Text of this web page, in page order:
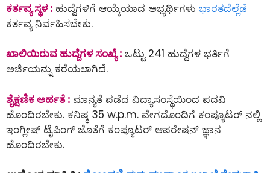
ಕರ್ತವ್ಯ ಸ್ಥಳ : ಹುದ್ದೆಗಳಿಗೆ ಆಯ್ಕೆಯಾದ ಅಭ್ಯರ್ಥಿಗಳು ಭಾರತದೆಲ್ಲೆಡೆ
ಕರ್ತವ್ಯ ನಿರ್ವಹಿಸಬೇಕು.
ಖಾಲಿಯಿರುವ ಹುದ್ದೆಗಳ ಸಂಖ್ಯೆ : ಒಟ್ಟು 241 ಹುದ್ದೆಗಳ ಭರ್ತಿಗೆ
ಅರ್ಜಿಯನ್ನು ಕರೆಯಲಾಗಿದೆ.
ಶೈಕ್ಷಣಿಕ ಅರ್ಹತೆ : ಮಾನ್ಯತೆ ಪಡೆದ ವಿದ್ಯಾಸಂಸ್ಥೆಯಿಂದ ಪದವಿ
ಹೊಂದಿರಬೇಕು. ಕನಿಷ್ಠ 35 w.p.m. ವೇಗದೊಂದಿಗೆ ಕಂಪ್ಯೂಟರ್ ನಲ್ಲಿ
ಇಂಗ್ಲೀಷ್ ಟೈಪಿಂಗ್ ಜೊತೆಗೆ ಕಂಪ್ಯೂಟರ್ ಆಪರೇಷನ್ ಜ್ಞಾನ
ಹೊಂದಿರಬೇಕು.